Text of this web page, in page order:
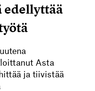
edellyttää
Asta
ja tiivistää